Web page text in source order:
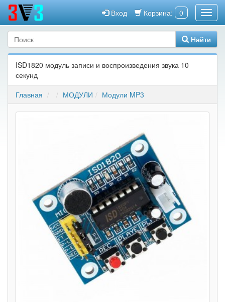
Корзина: 0
Вход
Найти
ISD1820 модуль записи и воспроизведения звука 10
секунд
Главная
МОДУЛИ Модули MP3